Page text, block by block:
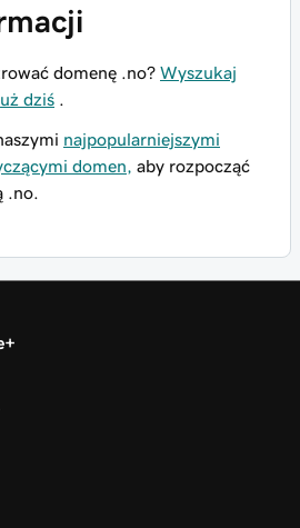
domenę .no? Wyszukaj
dziś
najpopularniejszymi
domen,
aby rozpocząć
.no.